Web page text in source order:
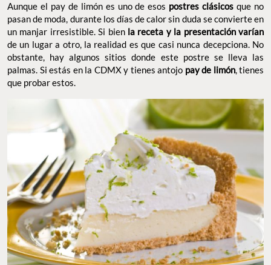
Aunque el pay de limón es uno de esos postres clásicos que no
pasan de moda, durante los días de calor sin duda se convierte en
un manjar irresistible. Si bien la receta y la presentación varían
de un lugar a otro, la realidad es que casi nunca decepciona. No
obstante, hay algunos sitios donde este postre se lleva las
palmas. Si estás en la CDMX y tienes antojo pay de limón, tienes
que probar estos.